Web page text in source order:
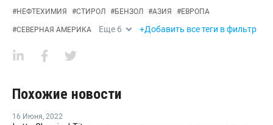
#НЕФТЕХИМИЯ #СТИРОЛ #БЕНЗОЛ #АЗИЯ #ЕВРОПА
#СЕВЕРНАЯ АМЕРИКА Еще 6 +Добавить все теги в фильтр
Похожие новости
16 Июня, 2022